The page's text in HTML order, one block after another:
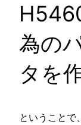
為の
タを
ということで